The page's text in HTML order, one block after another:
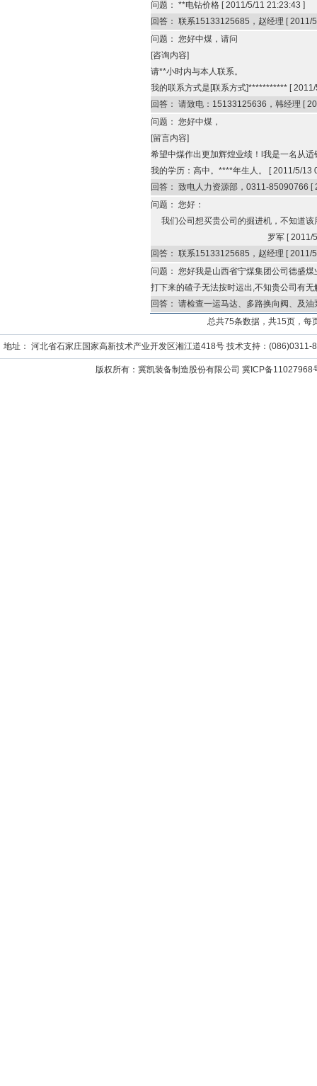
问题： **电钻价格[2011/5/11 21:23:43 ]
回答： 联系15133125685，赵经理 [2011/
问题： 您好中煤，请问
[咨询内容]
请**小时内与本人联系。
我的联系方式是[联系方式]***********[
回答： 请致电：15133125636，韩经理 [
问题： 您好中煤，
[留言内容]
希望中煤作出更加辉煌业绩！l我是一名从
我的学历：高中。****年生人。
[2011/5/13
回答： 致电人力资源部，0311-85090766 [
问题： 您好：
我们公司想买贵公司的掘进机，
罗军[2011/
回答： 联系15133125685，赵经理 [2011/
问题： 您好我是山西省宁煤集团公司德盛
打下来的碴子无法按时运出,不知贵公司有无
回答： 请检查一运马达、多路换向阀、及
总共75条数据，共15页，每
地址： 河北省石家庄国家高新技术产业开发区湘江道418号 技术支持：
版权所有：冀凯装备制造股份有限公司 冀ICP备11027968